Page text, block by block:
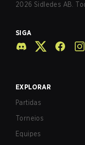
2026 Sidledes AB.
SIGA
EXPLORAR
Partidas
Torneios
Equipes